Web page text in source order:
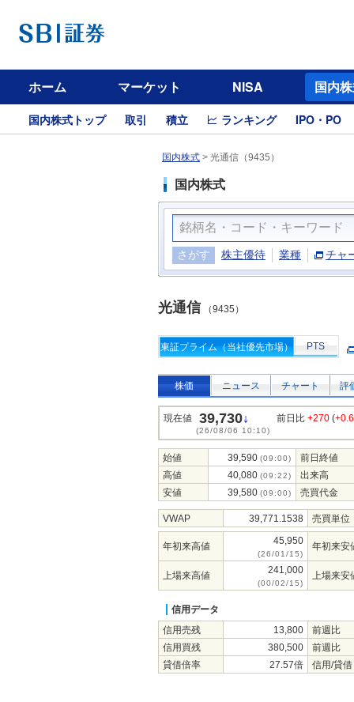
ホーム マーケット NISA 国内
国内株式トップ 取引 積立 ランキング IPO・PO
国内株式 > 光通信（9435）
国内株式
さがす 株主優待 業種 チャ
光通信 （9435）
東証プライム（当社優先市場） PTS
株価 ニュース チャート 評
現在値 39,730↓
(26/08/06 10:10)
前日比 +270 (
始値 39,590 (09:00)
前日終値
高値
40,080 (09:22)
出来高
安値
39,580 (09:00) 売買代金
VWAP 39,771.1538 売買単位
年初来高値 45,950
(26/01/15)
年初来安
上場来高値 241,000
(00/02/15)
上場来安
信用データ
信用売残
13,800
前週比
信用買残
380,500
前週比
貸借倍率
27.57倍 信用/貸借